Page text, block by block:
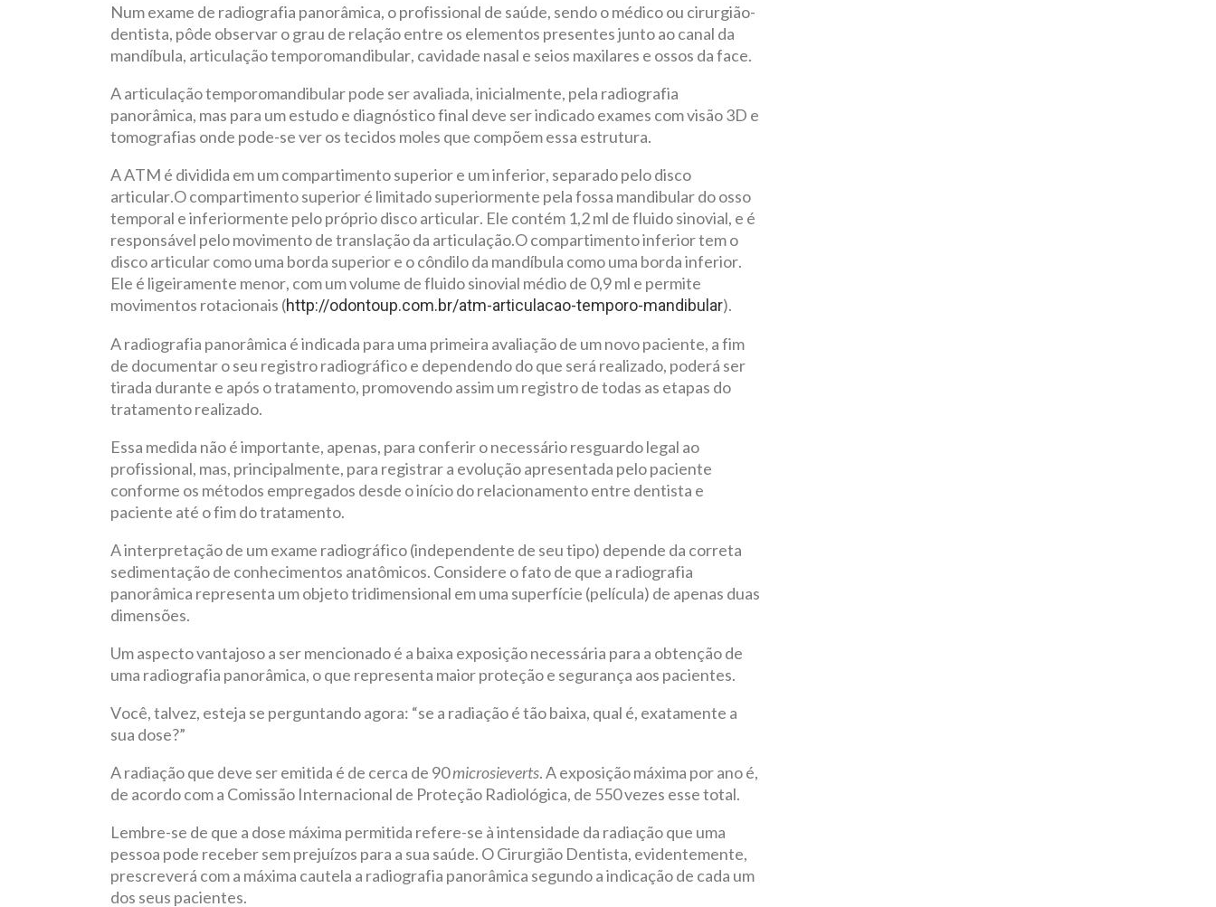
Num exame de radiografia panorâmica, o profissional de saúde, sendo o médico ou cirurgião-
dentista, pôde observar o grau de relação entre os elementos presentes junto ao canal da
mandíbula, articulação temporomandibular, cavidade nasal e seios maxilares e ossos da face.
A articulação temporomandibular pode ser avaliada, inicialmente, pela radiografia
panorâmica, mas para um estudo e diagnóstico final deve ser indicado exames com visão 3D e
tomografias onde pode-se ver os tecidos moles que compõem essa estrutura.
A ATM é dividida em um compartimento superior e um inferior, separado pelo disco
articular.O compartimento superior é limitado superiormente pela fossa mandibular do osso
temporal e inferiormente pelo próprio disco articular. Ele contém 1,2 ml de fluido sinovial, e é
responsável pelo movimento de translação da articulação.O compartimento inferior tem o
disco articular como uma borda superior e o côndilo da mandíbula como uma borda inferior.
Ele é ligeiramente menor, com um volume de fluido sinovial médio de 0,9 ml e permite
movimentos rotacionais (http://odontoup.com.br/atm-articulacao-temporo-mandibular).
A radiografia panorâmica é indicada para uma primeira avaliação de um novo paciente, a fim
de documentar o seu registro radiográfico e dependendo do que será realizado, poderá ser
tirada durante e após o tratamento, promovendo assim um registro de todas as etapas do
tratamento realizado.
Essa medida não é importante, apenas, para conferir o necessário resguardo legal ao
profissional, mas, principalmente, para registrar a evolução apresentada pelo paciente
conforme os métodos empregados desde o início do relacionamento entre dentista e
paciente até o fim do tratamento.
A interpretação de um exame radiográfico (independente de seu tipo) depende da correta
sedimentação de conhecimentos anatômicos. Considere o fato de que a radiografia
panorâmica representa um objeto tridimensional em uma superfície (película) de apenas duas
dimensões.
Um aspecto vantajoso a ser mencionado é a baixa exposição necessária para a obtenção de
uma radiografia panorâmica, o que representa maior proteção e segurança aos pacientes.
Você, talvez, esteja se perguntando agora: “se a radiação é tão baixa, qual é, exatamente a
sua dose?”
A radiação que deve ser emitida é de cerca de 90microsieverts. A exposição máxima por ano é,
de acordo com a Comissão Internacional de Proteção Radiológica, de 550 vezes esse total.
Lembre-se de que a dose máxima permitida refere-se à intensidade da radiação que uma
pessoa pode receber sem prejuízos para a sua saúde. O Cirurgião Dentista, evidentemente,
prescreverá com a máxima cautela a radiografia panorâmica segundo a indicação de cada um
dos seus pacientes.